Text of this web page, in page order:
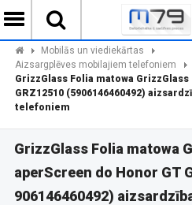
Mobilās un viediekārtas
Aizsargplēves mobilajiem telefoniem
GrizzGlass Folia matowa
GRZ12510 (5906146460492)
telefoniem
GrizzGlass Folia matowa
aperScreen do Honor GT
906146460492)